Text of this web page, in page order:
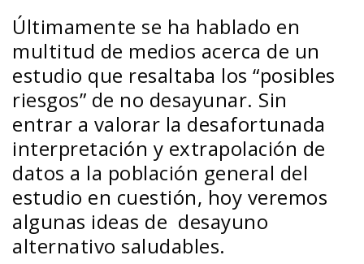
Últimamente se ha hablado en
multitud de medios acerca de un
estudio que resaltaba los “posibles
riesgos” de no desayunar. Sin
entrar a valorar la desafortunada
interpretación y extrapolación de
datos a la población general del
estudio en cuestión, hoy veremos
algunas ideas de desayuno
alternativo saludables.